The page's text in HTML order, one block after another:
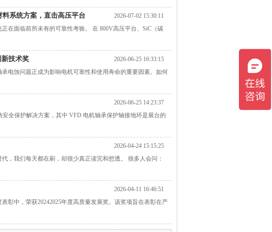
系统方案，直击高压平台
2026-07-02 15:30:11
在面临前所未有的可靠性考验。 在 800V高压平台、SiC（碳
新技术奖
2026-06-25 16:33:15
电蚀问题正成为影响电机可靠性和使用寿命的重要因素。如何
2026-06-25 14:23:37
全保护解决方案，其中 VFD 电机轴承保护轴接地环是展台的
2026-04-24 15:15:25
，我们每天都在刷，却很少真正读完和想透。 很多人会问：
2026-04-11 16:46:51
彰中，荣获20242025年度高质量发展奖。该奖项旨在表彰在产